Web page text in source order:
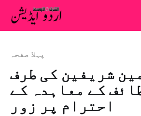
پہلا صفحہ
شریفین کی طرف
کے معاہدہ کے
احترام پر زور